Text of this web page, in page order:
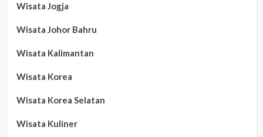
Wisata Jogja
Wisata Johor Bahru
Wisata Kalimantan
Wisata Korea
Wisata Korea Selatan
Wisata Kuliner